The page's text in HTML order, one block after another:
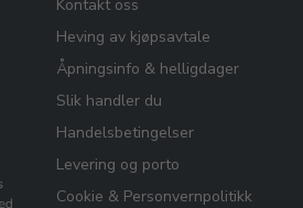
Kontakt oss
Heving av kjøpsavtale
Åpningsinfo & helligdager
Slik handler du
Handelsbetingelser
Levering og porto
Cookie & Personvernpolitikk